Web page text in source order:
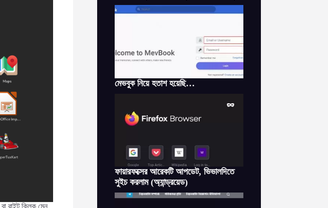
মেভবুক নিয়ে হতাশ হয়েছি…
ফায়ারফক্সের আরেকটি আপডেট, ভিভালদিতে
সুইচ করলাম (অ্যান্ড্রয়েড)